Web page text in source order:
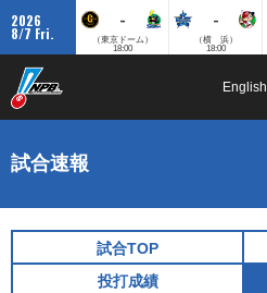
2026
8/7 Fri.
-
（東京ドーム）
18:00
-
（横 浜）
18:00
English
試合速報
試合TOP
投打成績